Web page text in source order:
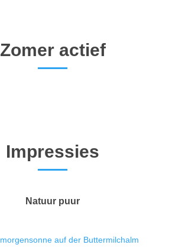
Zomer actief
Impressies
Natuur puur